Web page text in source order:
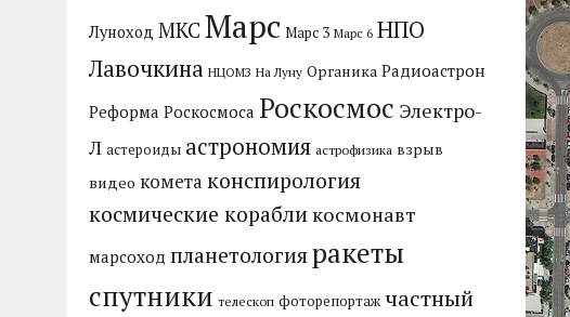
Луноход МКС Марс Марс 3 Марс 6 НПО
Лавочкина НЦОМЗ На Луну Органика Радиоастрон
Реформа Роскосмоса Роскосмос Электро-
Л астероиды астрономия астрофизика взрыв
видео комета конспирология
космические корабликосмонавт
марсоход планетологияракеты
спутники телескоп фоторепортаж частный